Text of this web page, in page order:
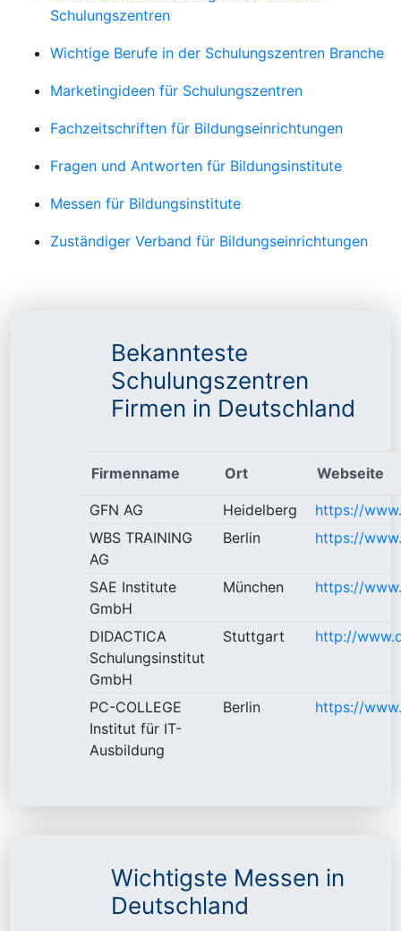
Schulungszentren
Wichtige Berufe in der Schulungszentren Branche
Marketingideen für Schulungszentren
Fachzeitschriften für Bildungseinrichtungen
Fragen und Antworten für Bildungsinstitute
Messen für Bildungsinstitute
Zuständiger Verband für Bildungseinrichtungen
Bekannteste
Schulungszentren
Firmen in Deutschland
Firmenname Ort Webseite
GFN AG Heidelberg
https://
WBS TRAINING
AG
Berlin https://
SAE Institute
GmbH
München https://
DIDACTICA
Schulungsinstitut
GmbH
Stuttgart http://
PC-COLLEGE
Institut für IT-
Ausbildung
Berlin https://
Wichtigste Messen in
Deutschland